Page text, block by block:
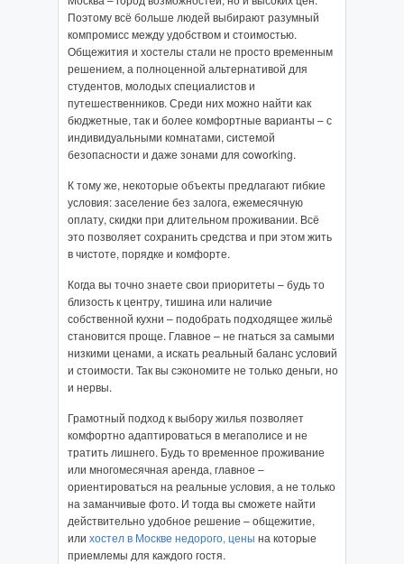
Поэтому всё больше людей выбирают разумный
компромисс между удобством и стоимостью.
Общежития и хостелы стали не просто временным
решением, а полноценной альтернативой для
студентов, молодых специалистов и
путешественников. Среди них можно найти как
бюджетные, так и более комфортные варианты – с
индивидуальными комнатами, системой
безопасности и даже зонами для coworking.
К тому же, некоторые объекты предлагают гибкие
условия: заселение без залога, ежемесячную
оплату, скидки при длительном проживании. Всё
это позволяет сохранить средства и при этом жить
в чистоте, порядке и комфорте.
Когда вы точно знаете свои приоритеты – будь то
близость к центру, тишина или наличие
собственной кухни – подобрать подходящее жильё
становится проще. Главное – не гнаться за самыми
низкими ценами, а искать реальный баланс условий
и стоимости. Так вы сэкономите не только деньги, но
и нервы.
Грамотный подход к выбору жилья позволяет
комфортно адаптироваться в мегаполисе и не
тратить лишнего. Будь то временное проживание
или многомесячная аренда, главное –
ориентироваться на реальные условия, а не только
на заманчивые фото. И тогда вы сможете найти
действительно удобное решение – общежитие,
или хостел в Москве недорого, цены на которые
приемлемы для каждого гостя.